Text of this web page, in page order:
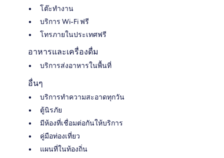
โต๊ะทำงาน
บริการ Wi-Fi ฟรี
โทรภายในประเทศฟรี
อาหารและเครื่องดื่ม
บริการส่งอาหารในพื้นที่
อื่นๆ
บริการทำความสะอาดทุกวัน
ตู้นิรภัย
มีห้องที่เชื่อมต่อกันให้บริการ
คู่มือท่องเที่ยว
แผนที่ในท้องถิ่น